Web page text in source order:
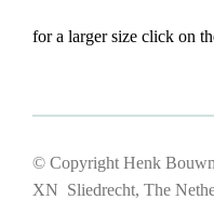
for a larger size click on
© Copyright Henk
XN Sliedrecht, The